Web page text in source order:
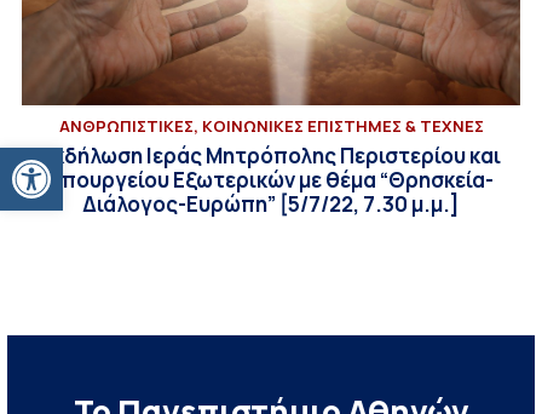
Ανοίξτε τη γραμμή εργαλείων
ΑΝΘΡΩΠΙΣΤΙΚΕΣ, ΚΟΙΝΩΝΙΚΕΣ ΕΠΙΣΤΗΜΕΣ & ΤΕΧΝΕΣ
Εκδήλωση Ιεράς Μητρόπολης Περιστερίου και
Υπουργείου Εξωτερικών με θέμα “Θρησκεία-
Διάλογος-Ευρώπη” [5/7/22, 7.30 μ.μ.]